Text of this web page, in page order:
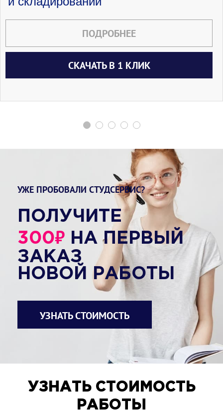
ПОДРОБНЕЕ
СКАЧАТЬ В 1 КЛИК
УЖЕ ПРОБОВАЛИ СТУДСЕРВИС?
ПОЛУЧИТЕ
300₽ НА ПЕРВЫЙ
ЗАКАЗ
НОВОЙ РАБОТЫ
УЗНАТЬ СТОИМОСТЬ
УЗНАТЬ СТОИМОСТЬ
РАБОТЫ